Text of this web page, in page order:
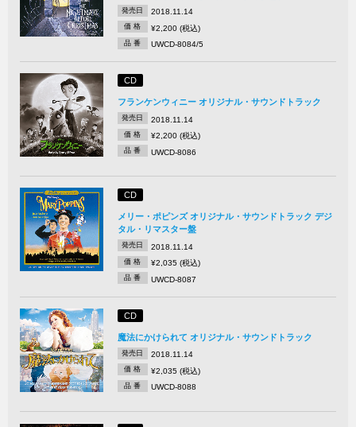
発売日 2018.11.14
価 格 ¥2,200 (税込)
品 番 UWCD-8084/5
CD
フランケンウィニー オリジナル・サウンドトラック
発売日 2018.11.14
価 格 ¥2,200 (税込)
品 番 UWCD-8086
CD
メリー・ポピンズ オリジナル・サウンドトラック デジ
タル・リマスター盤
発売日 2018.11.14
価 格 ¥2,035 (税込)
品 番 UWCD-8087
CD
魔法にかけられて オリジナル・サウンドトラック
発売日 2018.11.14
価 格 ¥2,035 (税込)
品 番 UWCD-8088